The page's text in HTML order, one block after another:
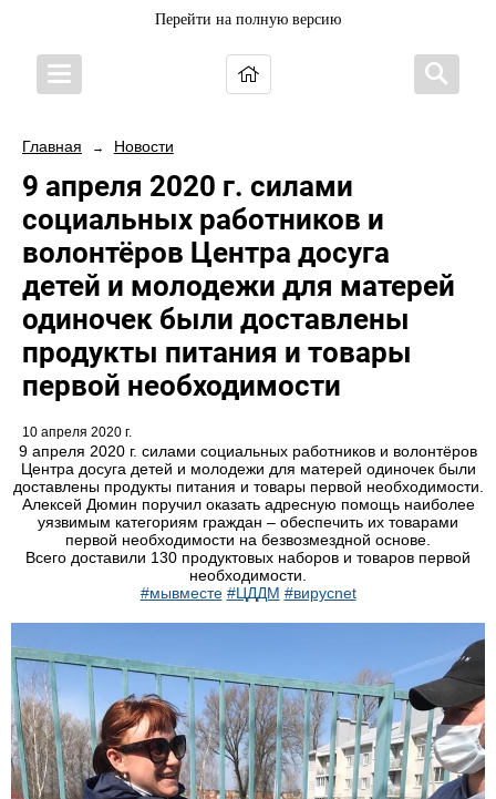
Перейти на полную версию
Главная → Новости
9 апреля 2020 г. силами
социальных работников и
волонтёров Центра досуга
детей и молодежи для матерей
одиночек были доставлены
продукты питания и товары
первой необходимости
10 апреля 2020 г.
9 апреля 2020 г. силами социальных работников и волонтёров
Центра досуга детей и молодежи для матерей одиночек были
доставлены продукты питания и товары первой необходимости.
Алексей Дюмин поручил оказать адресную помощь наиболее
уязвимым категориям граждан – обеспечить их товарами
первой необходимости на безвозмездной основе.
Всего доставили 130 продуктовых наборов и товаров первой
необходимости.
#мывместе #ЦДДМ #вирусnet